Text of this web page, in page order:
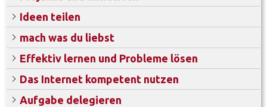
Ideen teilen
mach was du liebst
Effektiv lernen und Probleme lösen
Das Internet kompetent nutzen
Aufgabe delegieren